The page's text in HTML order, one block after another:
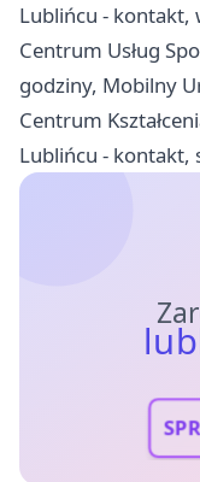
Lublińcu - kontakt,
Centrum Usług
godziny, Mobilny
Centrum
Lublińcu - kontakt,